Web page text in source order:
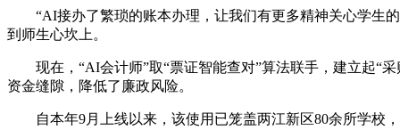
“AI接办了繁琐的账本办理，让我们有更多精神关心学生的
到师生心坎上。
现在，“AI会计师”取“票证智能查对”算法联手，建立起“
资金缝隙，降低了廉政风险。
自本年9月上线以来，该使用已笼盖两江新区80余所学校，